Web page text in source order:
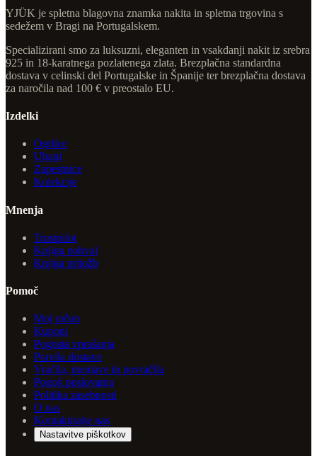
YJÜK je spletna blagovna znamka nakita in spletna trgovina s
sedežem v Bragi na Portugalskem.
Specializirani smo za luksuzni, eleganten in vsakdanji nakit iz srebra
925 in 18-karatnega pozlatenega zlata. Brezplačna standardna
dostava v celinski del Portugalske in Španije ter brezplačna dostava
za naročila nad 100 € v preostalo EU.
Izdelki
Ogrlice
Uhani
Zapestnice
Kolekcije
Mnenja
Trustpilot
Knjiga pohval
Knjiga pritožb
Pomoč
Moj račun
Kuponi
Pogosta vprašanja
Pravila dostave
Vračila, menjave in povračila
Pogoji poslovanja
Politika zasebnosti
O nas
Kontaktirajte nas
Nastavitve piškotkov